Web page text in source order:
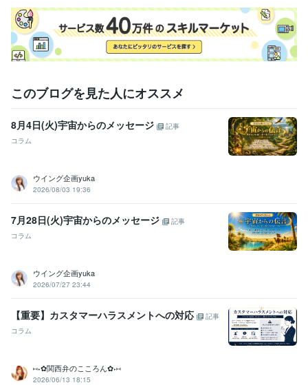
このブログを見た人にオススメ
8月4日(火)宇宙からのメッセージ
記事
コラム
ウイング企画yuka
2026/08/03 19:36
7月28日(火)宇宙からのメッセージ
記事
コラム
ウイング企画yuka
2026/07/27 23:44
【重要】カスタマーハラスメントへの対応
記事
コラム
⑅⁠˖⁠✿⁠関西弁のこころん✿⁠⁠˖⁠⑅
2026/06/13 18:15